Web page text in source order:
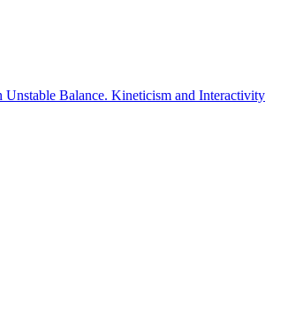
Balance. Kineticism and Interactivity